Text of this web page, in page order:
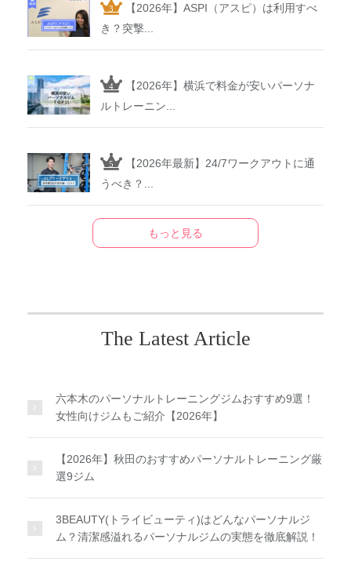
【2026年】ASPI（アスピ）は利用すべ
き？突撃...
【2026年】横浜で料金が安いパーソナ
ルトレーニン...
【2026年最新】24/7ワークアウトに通
うべき？...
もっと見る
The Latest Article
六本木のパーソナルトレーニングジムおすすめ9選！
女性向けジムもご紹介【2026年】
【2026年】秋田のおすすめパーソナルトレーニング厳
選9ジム
3BEAUTY(トライビューティ)はどんなパーソナルジ
ム？清潔感溢れるパーソナルジムの実態を徹底解説！